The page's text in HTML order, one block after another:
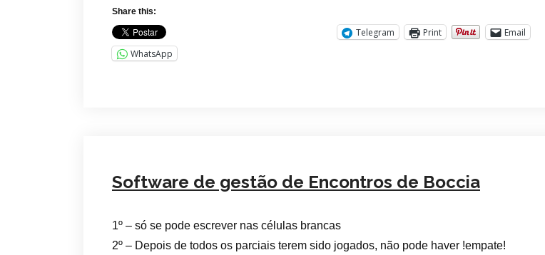
Share this:
Telegram Print
Email
WhatsApp
Software de gestão de Encontros de Boccia
1º – só se pode escrever nas células brancas
2º – Depois de todos os parciais terem sido jogados, não pode haver !empate!